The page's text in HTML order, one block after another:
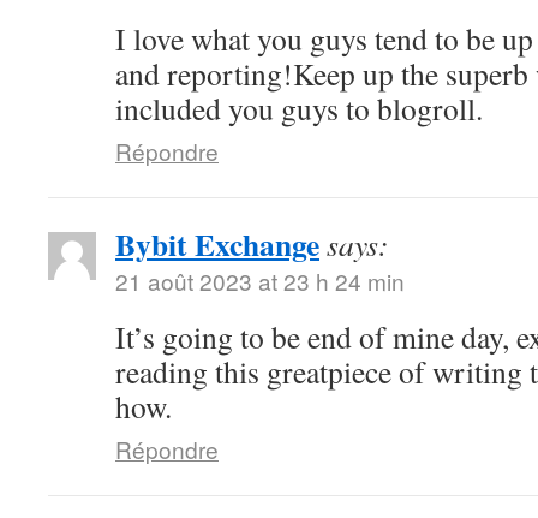
I love what you guys tend to be
and reporting!Keep up the superb
included you guys to blogroll.
Répondre
Bybit Exchangesays:
21 août 2023 at 23 h 24 min
It’s going to be end of mine day,
reading this greatpiece of writing
how.
Répondre